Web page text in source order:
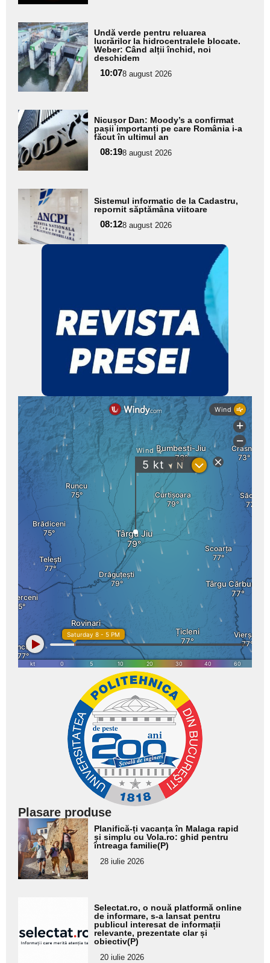
Adaugă
aici textul
pentru
subtitlu
Undă verde pentru reluarea
lucrărilor la hidrocentralele blocate.
Weber: Când alții închid, noi
deschidem
10:078 august 2026
Adaugă
aici textul
pentru
subtitlu
Nicușor Dan: Moody’s a confirmat
pașii importanți pe care România i-a
făcut în ultimul an
08:198 august 2026
Adaugă
aici textul
pentru
subtitlu
Sistemul informatic de la Cadastru,
repornit săptămâna viitoare
08:128 august 2026
Plasare produse
Adaugă
aici textul
pentru
subtitlu
Planifică-ți vacanța în Malaga rapid
și simplu cu Vola.ro: ghid pentru
întreaga familie(P)
28 iulie 2026
pentru
subtitlu
Selectat.ro, o nouă platformă online
de informare, s-a lansat pentru
publicul interesat de informații
relevante, prezentate clar și
obiectiv(P)
20 iulie 2026